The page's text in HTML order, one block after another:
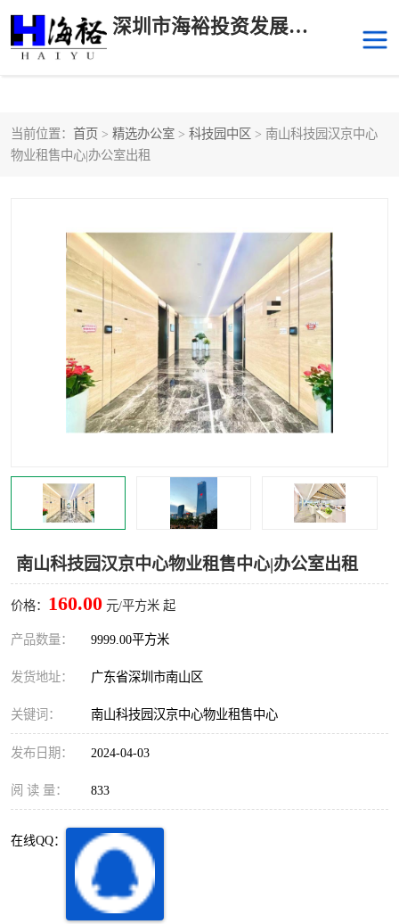
深圳市海裕投资发展有限公司
当前位置： 首页 > 精选办公室 > 科技园中区 > 南山科技园汉京中心
物业租售中心|办公室出租
南山科技园汉京中心物业租售中心|办公室出租
价格： 160.00 元/平方米 起
产品数量： 9999.00平方米
发货地址： 广东省深圳市南山区
关键词： 南山科技园汉京中心物业租售中心
发布日期： 2024-04-03
阅 读 量： 833
在线QQ：
后海
深圳湾科技生态园
福田中心区写字楼租赁 宝安中心区
深圳宝安 福田车公庙
罗湖水贝 南山南油
罗湖区
兴东
车公庙
中心区
南山区 西丽
深圳超级总部基地 后海